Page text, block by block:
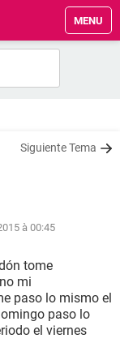
MENU
Siguiente Tema
à 00:45
tome
mi
paso lo mismo el
paso lo
el viernes